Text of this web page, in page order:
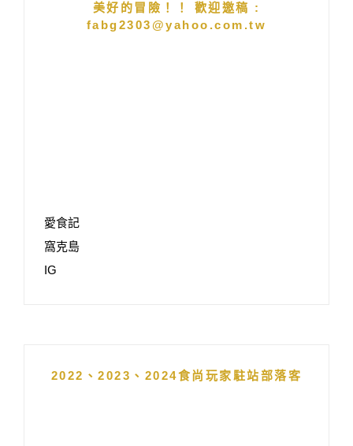
美好的冒險！！ 歡迎邀稿 :
fabg2303@yahoo.com.tw
愛食記
窩克島
IG
2022、2023、2024食尚玩家駐站部落客